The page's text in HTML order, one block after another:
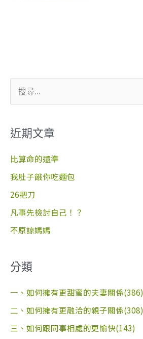
尋
鍵
字
:
近期文章
比算命的還準
我肚子餓你吃麵包
26把刀
凡事先檢討自己！？
不原諒媽媽
分類
一、如何擁有更甜蜜的夫妻關係(386)
二、如何擁有更融洽的親子關係(308)
三、如何跟同事相處的更愉快(143)